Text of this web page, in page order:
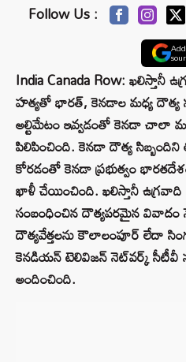
Follow Us :
India Canada Row: ఖలిస్తానీ
హత్యతో భారత్, కెనడాల మధ్య
అల్టిమేటం ఇవ్వడంతో కెనడా చాలా
పిలిపించింది. కెనడా దౌత్య
కోరడంతో కెనడా ప్రభుత్వం
ఖాళీ చేయించింది. ఖలిస్తానీ ఉగ్రవాది
సంబంధించిన దౌత్యపరమైన
దౌత్యవేత్తలను కౌలాలంపూర్ లేదా
కెనడియన్ టెలివిజన్ నెట్‌వర్క్
అందించింది.